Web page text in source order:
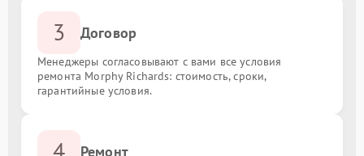
3 Договор
Менеджеры согласовывают с вами все условия
ремонта Morphy Richards: стоимость, сроки,
гарантийные условия.
Ремонт